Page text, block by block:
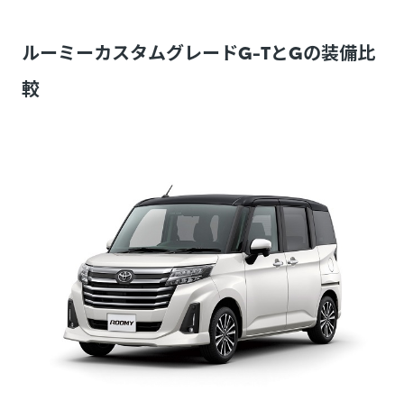
ルーミーカスタムグレードG-TとGの装備比
較